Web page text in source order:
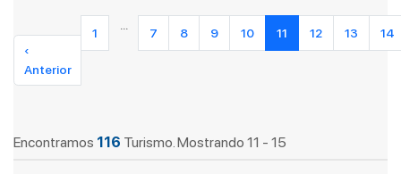
‹
Anterior
1 7 8 9 10 11 12 13 14
Encontramos 116 Turismo. Mostrando 11 - 15